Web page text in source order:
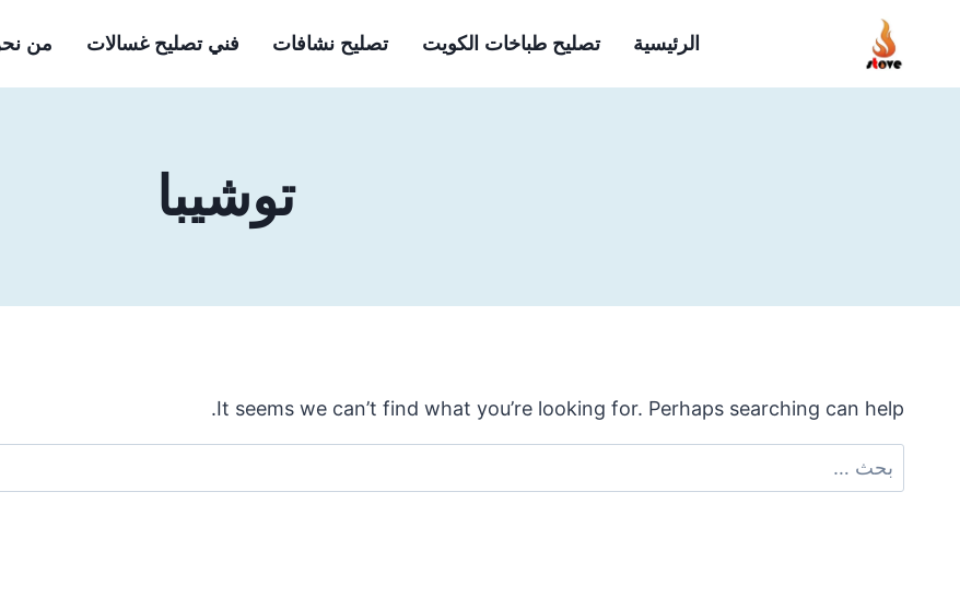
المحتوى
الرئيسية تصليح طباخات الكويت تصليح نشافات فني تصليح غسالات من
توشيبا
It seems we can’t find what you’re looking for. Perhaps searching can help.
عن: